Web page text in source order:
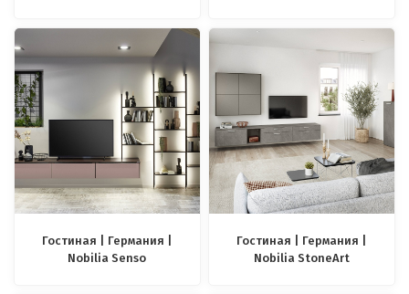
Гостиная | Германия |
Nobilia Senso
Гостиная | Германия |
Nobilia StoneArt